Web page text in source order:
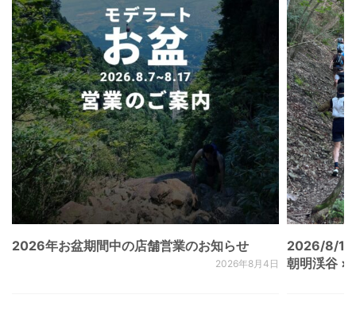
2026年お盆期間中の店舗営業のお知らせ
2026年8月4日
2026/8/
朝明渓谷 ×